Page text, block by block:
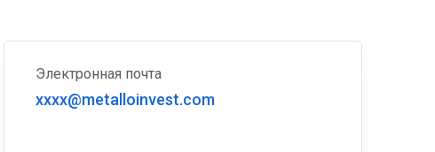
Электронная почта
xxxx@metalloinvest.com